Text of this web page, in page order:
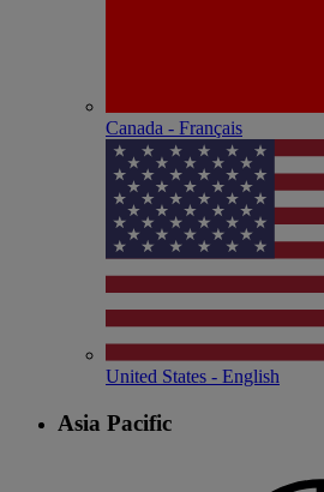
Canada - Français
United States - English
Asia Pacific